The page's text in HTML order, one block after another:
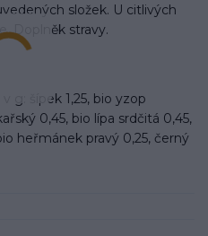
složek. U citlivých
Doplněk stravy.
g: šípek 1,25, bio yzop
0,45, bio lípa srdčitá 0,45,
heřmánek pravý 0,25, černý